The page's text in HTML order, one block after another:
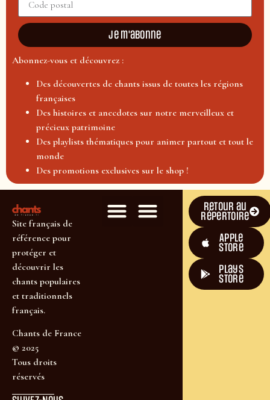
Je m'abonne
Abonnez-vous et découvrez :
Des découvertes de chants issus de toutes les régions
françaises
Des histoires et anecdotes sur notre merveilleux et
précieux patrimoine
Des playlists thématiques pour animer partout et tout le
monde
Des promotions exclusives sur le shop !
Site français de
référence pour
protéger et
découvrir les
chants populaires
et traditionnels
français.
Chants de France
© 2025
Tous droits
réservés
Retour au
répertoire
Apple
Store
plays
store